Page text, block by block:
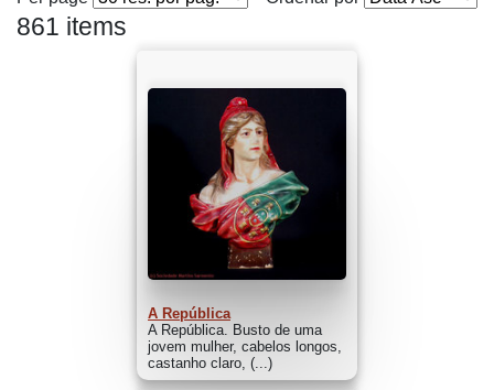
861 items
A República
A República. Busto de uma
jovem mulher, cabelos longos,
castanho claro, (...)